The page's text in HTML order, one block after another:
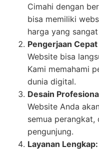
Cimahi dengan
bisa memiliki
harga yang
Pengerjaan
Website bisa
Kami memahami
dunia digital.
Desain
Website Anda
semua perangkat,
pengunjung.
Layanan